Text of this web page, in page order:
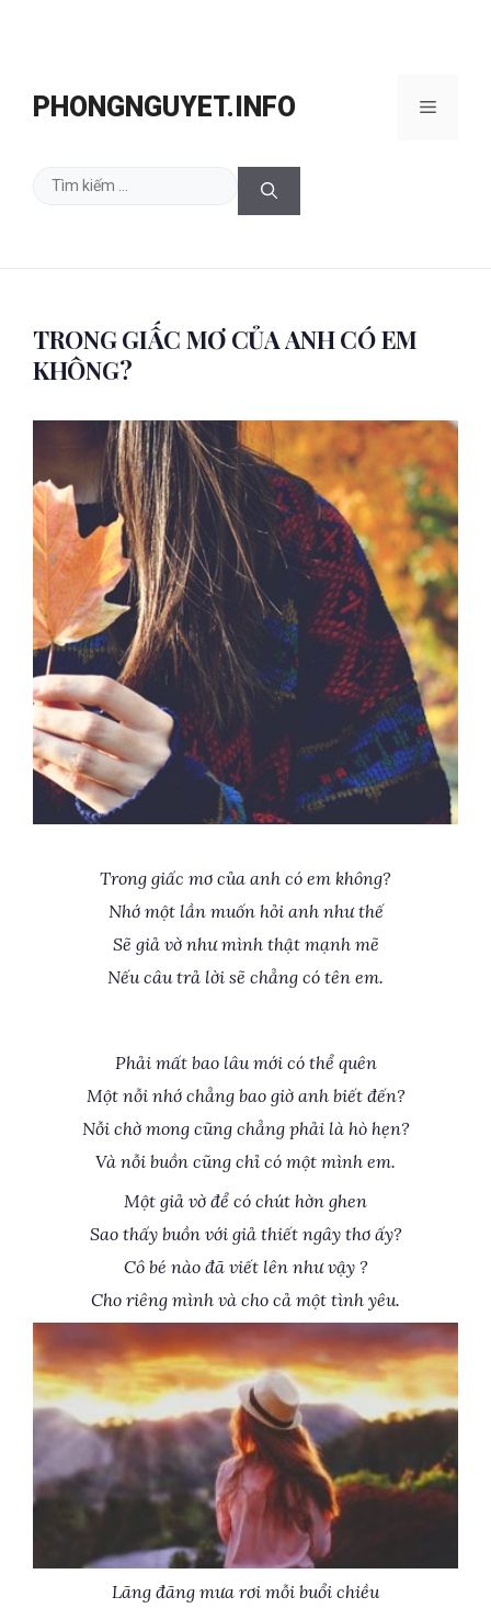
PHONGNGUYET.INFO Menu
Tìm
TRONG GIẤC MƠ CỦA ANH CÓ EM
KHÔNG?
Trong giấc mơ của anh có em không?
Nhớ một lần muốn hỏi anh như thế
Sẽ giả vờ như mình thật mạnh mẽ
Nếu câu trả lời sẽ chẳng có tên em.
Phải mất bao lâu mới có thể quên
Một nỗi nhớ chẳng bao giờ anh biết đến?
Nỗi chờ mong cũng chẳng phải là hò hẹn?
Và nỗi buồn cũng chỉ có một mình em.
Một giả vờ để có chút hờn ghen
Sao thấy buồn với giả thiết ngây thơ ấy?
Cô bé nào đã viết lên như vậy ?
Cho riêng mình và cho cả một tình yêu.
Lãng đãng mưa rơi mỗi buổi chiều